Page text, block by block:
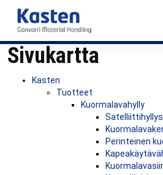
main
content
Sivukartta
Kasten
Tuotteet
Kuormalavahylly
Perinteinen